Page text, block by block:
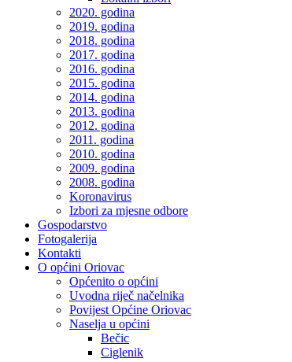
2020. godina
2019. godina
2018. godina
2017. godina
2016. godina
2015. godina
2014. godina
2013. godina
2012. godina
2011. godina
2010. godina
2009. godina
2008. godina
Koronavirus
Izbori za mjesne odbore
Gospodarstvo
Fotogalerija
Kontakti
O općini Oriovac
Općenito o općini
Uvodna riječ načelnika
Povijest Općine Oriovac
Naselja u općini
Bečic
Ciglenik